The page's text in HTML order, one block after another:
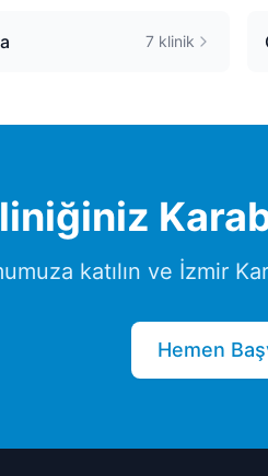
7 klinik
katılın ve İzmir
Hemen